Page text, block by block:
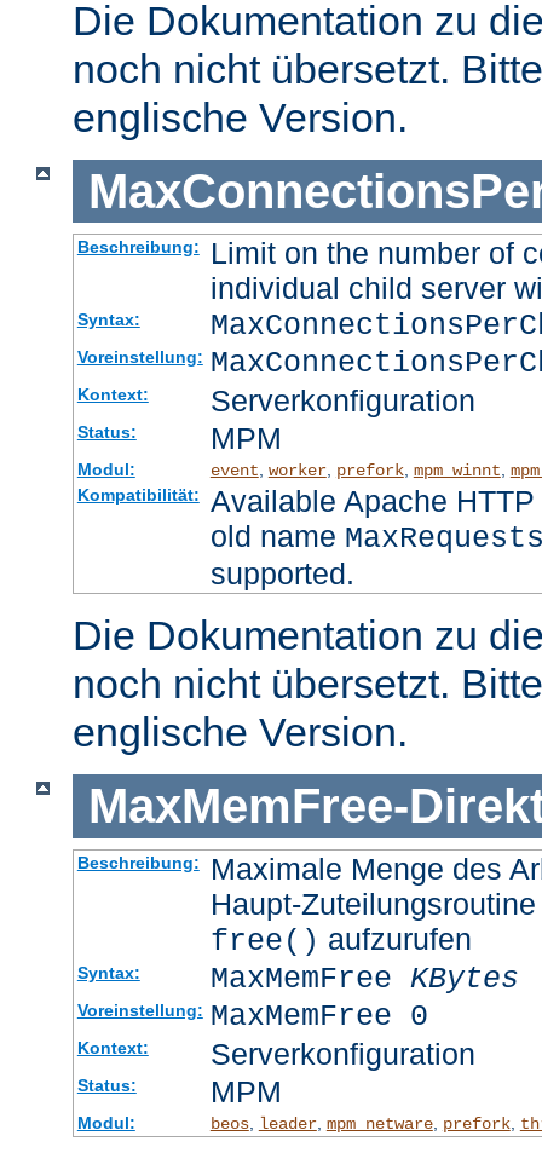
Die Dokumentation zu
noch nicht übersetzt.
englische Version.
Beschreibung:
Limit on the number of
individual child server
Syntax:
Voreinstellung:
Kontext: Serverkonfiguration
Status: MPM
Modul: event worker, prefork, mpm_winnt
Kompatibilität:
Available Apache
old name
supported.
Die Dokumentation zu
noch nicht übersetzt.
englische Version.
MaxMemFree-
Beschreibung:
Maximale Menge des
Haupt-
free() aufzurufen
Syntax: MaxMemFree KBytes
Voreinstellung: MaxMemFree 0
Kontext: Serverkonfiguration
Status: MPM
Modul: beos, leader, mpm_netware, prefork,